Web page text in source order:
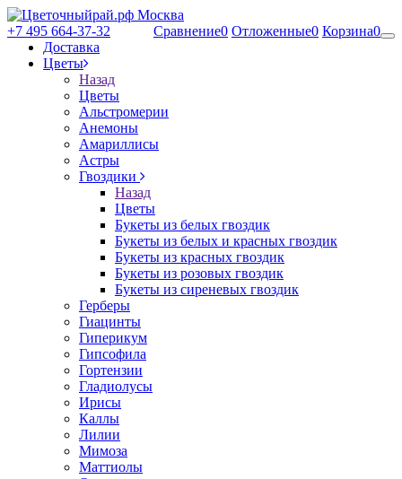
+7 495 664-37-32 Сравнение0 Отложенные0 Корзина0
Доставка
Цветы
Назад
Цветы
Альстромерии
Анемоны
Амариллисы
Астры
Гвоздики
Назад
Цветы
Букеты из белых гвоздик
Букеты из белых и красных гвоздик
Букеты из красных гвоздик
Букеты из розовых гвоздик
Букеты из сиреневых гвоздик
Герберы
Гиацинты
Гиперикум
Гипсофила
Гортензии
Гладиолусы
Ирисы
Каллы
Лилии
Мимоза
Маттиолы